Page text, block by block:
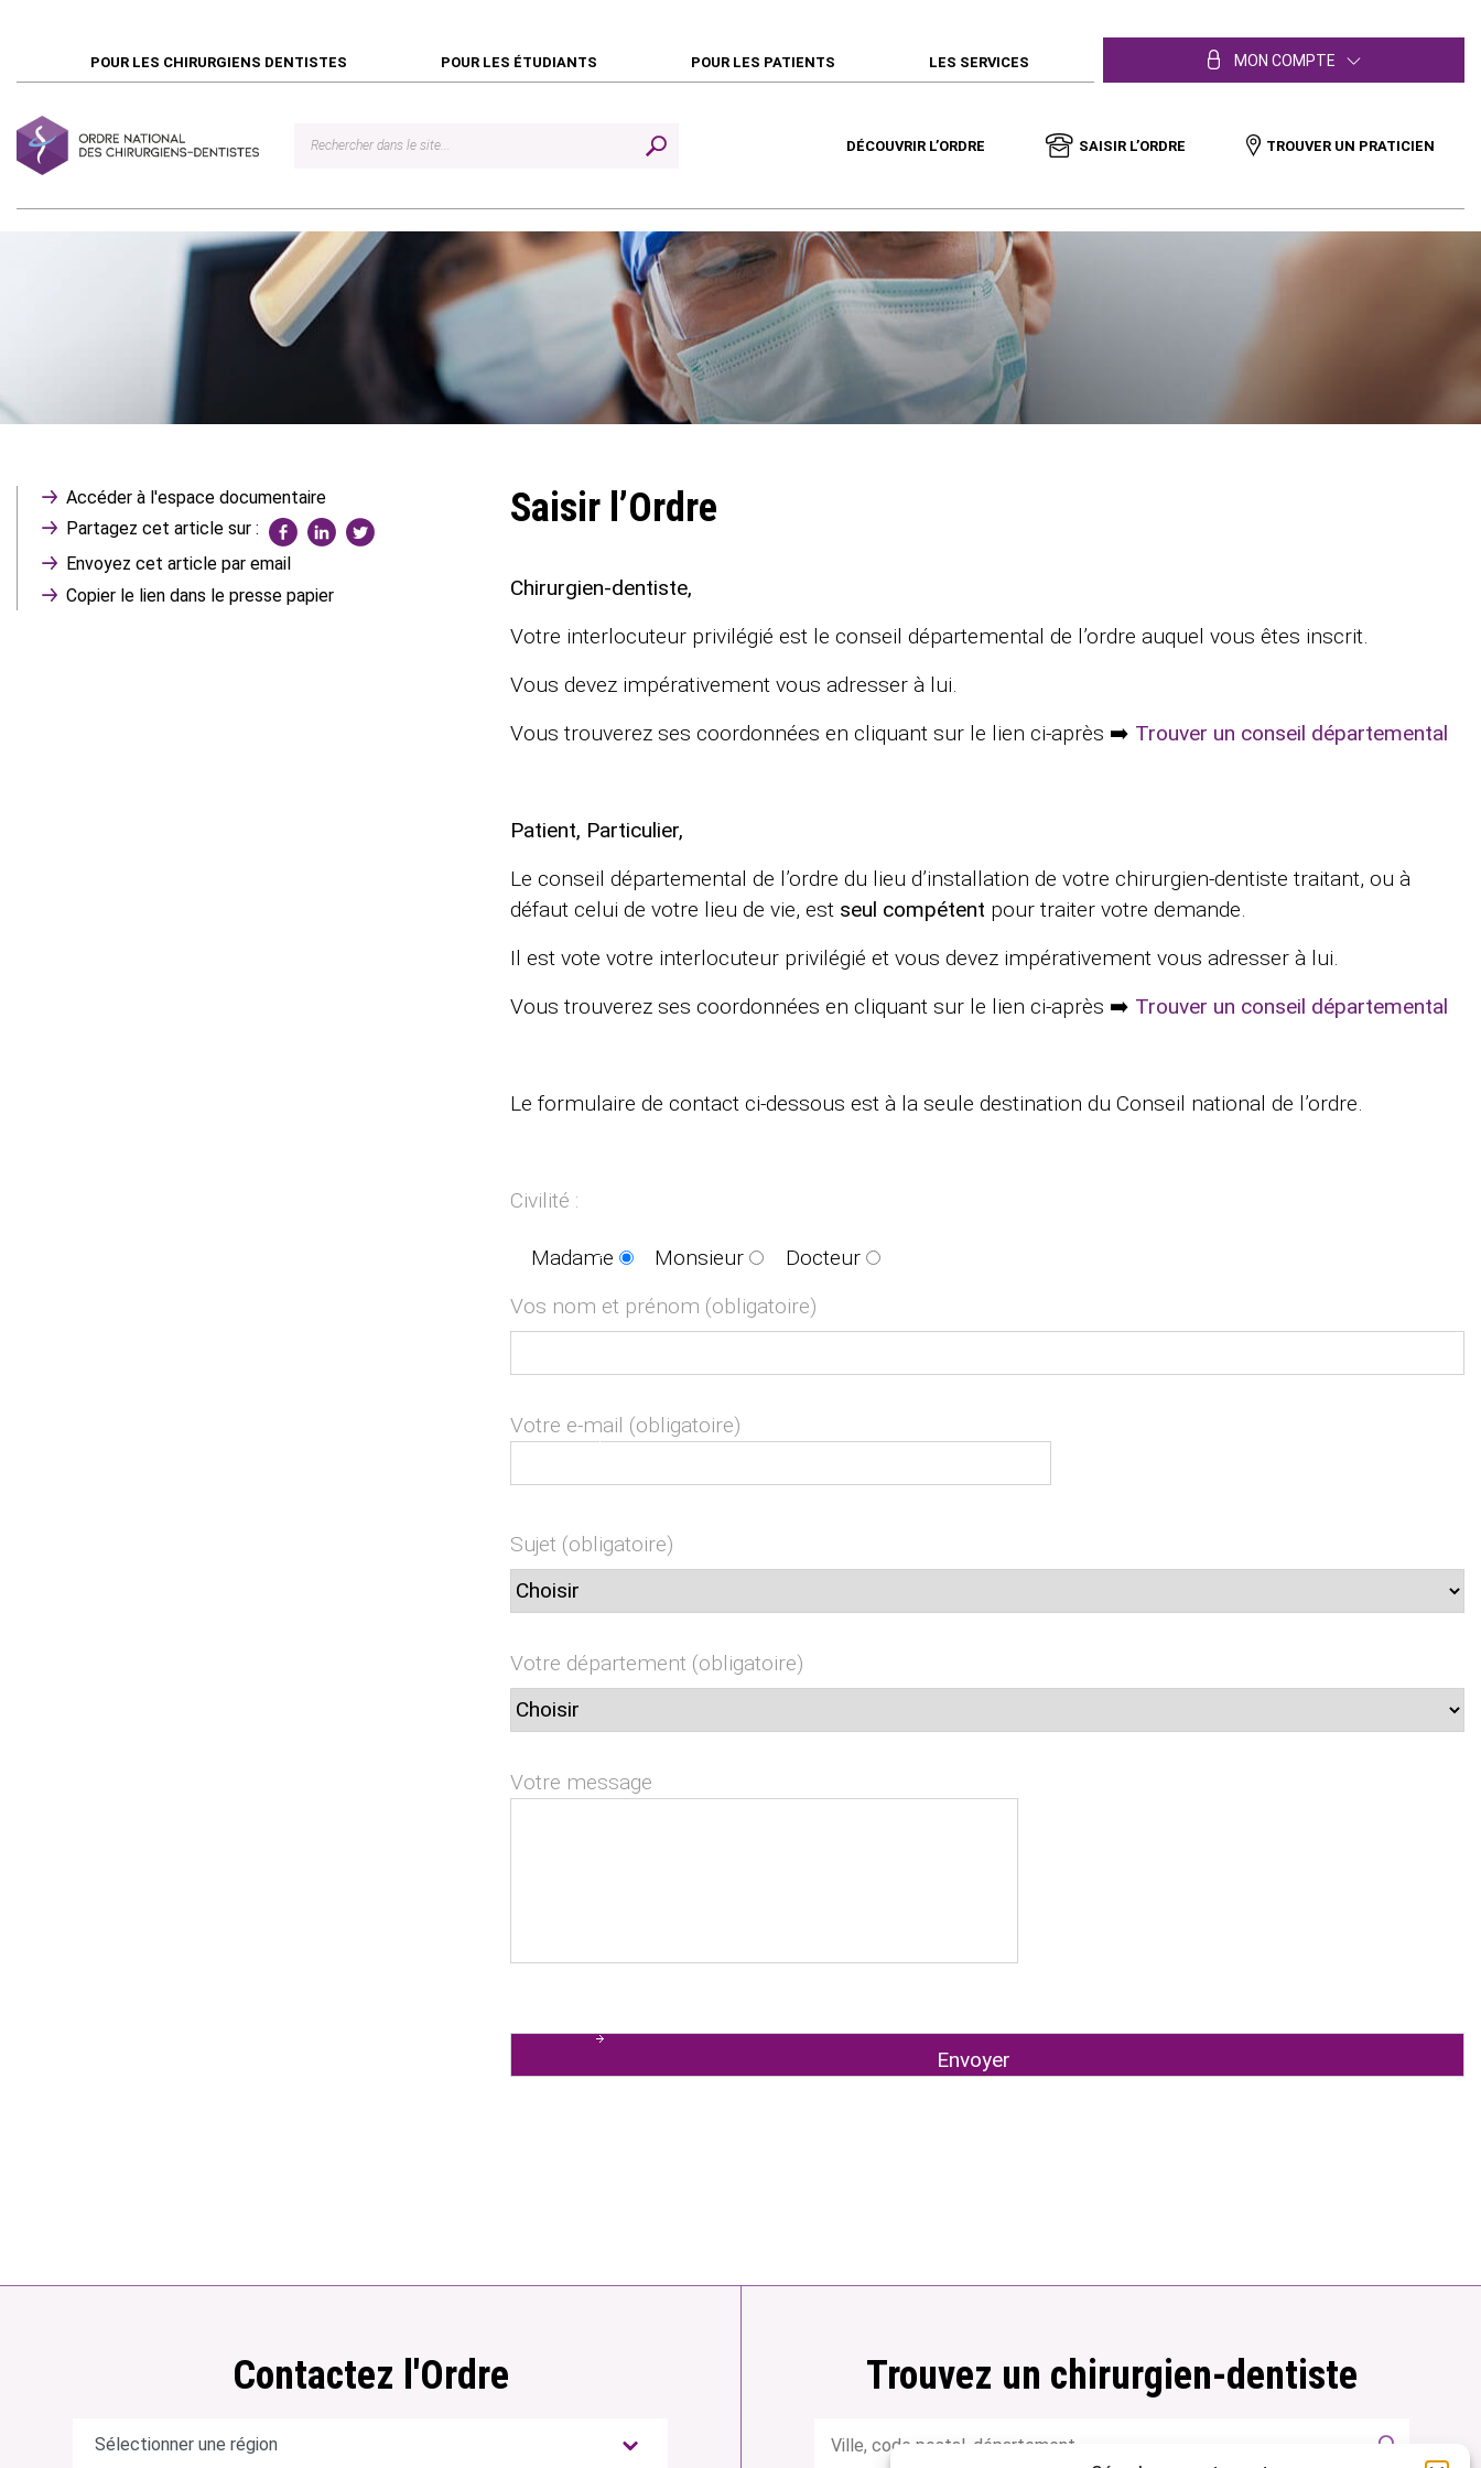
POUR LES CHIRURGIENS DENTISTES POUR LES ÉTUDIANTS POUR LES PATIENTS LES SERVICES MON COMPTE
DÉCOUVRIR L’ORDRE SAISIR L’ORDRE TROUVER UN PRATICIEN
Saisir l’Ordre
Chirurgien-dentiste,
Votre interlocuteur privilégié est le conseil départemental de l’ordre auquel vous êtes inscrit.
Vous devez impérativement vous adresser à lui.
Vous trouverez ses coordonnées en cliquant sur le lien ci-après ➡️ Trouver un conseil départemental
Patient, Particulier,
Le conseil départemental de l’ordre du lieu d’installation de votre chirurgien-dentiste traitant, ou à
défaut celui de votre lieu de vie, est seul compétent pour traiter votre demande.
Il est vote votre interlocuteur privilégié et vous devez impérativement vous adresser à lui.
Vous trouverez ses coordonnées en cliquant sur le lien ci-après ➡️ Trouver un conseil départemental
Le formulaire de contact ci-dessous est à la seule destination du Conseil national de l’ordre.
Civilité :
Madame Monsieur
Docteur
Vos nom et prénom (obligatoire)
Votre e-mail (obligatoire)
Sujet (obligatoire)
Votre département (obligatoire)
Votre message
Accéder à l'espace documentaire
Partagez cet article sur :
Envoyez cet article par email
Copier le lien dans le presse papier
Contactez l'Ordre Trouvez un chirurgien-dentiste
Rechercher